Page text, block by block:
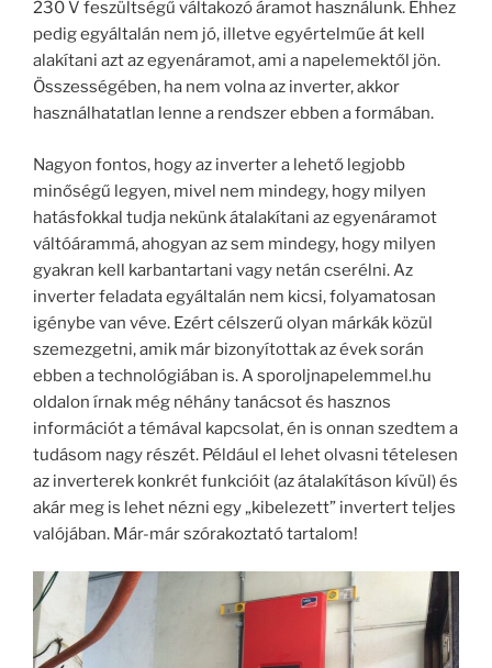
230 V feszültségű váltakozó áramot használunk. Ehhez
pedig egyáltalán nem jó, illetve egyértelműe át kell
alakítani azt az egyenáramot, ami a napelemektől jön.
Összességében, ha nem volna az inverter, akkor
használhatatlan lenne a rendszer ebben a formában.
Nagyon fontos, hogy az inverter a lehető legjobb
minőségű legyen, mivel nem mindegy, hogy milyen
hatásfokkal tudja nekünk átalakítani az egyenáramot
váltóárammá, ahogyan az sem mindegy, hogy milyen
gyakran kell karbantartani vagy netán cserélni. Az
inverter feladata egyáltalán nem kicsi, folyamatosan
igénybe van véve. Ezért célszerű olyan márkák közül
szemezgetni, amik már bizonyítottak az évek során
ebben a technológiában is. A sporoljnapelemmel.hu
oldalon írnak még néhány tanácsot és hasznos
információt a témával kapcsolat, én is onnan szedtem a
tudásom nagy részét. Például el lehet olvasni tételesen
az inverterek konkrét funkcióit (az átalakításon kívül) és
akár meg is lehet nézni egy „kibelezett” invertert teljes
valójában. Már-már szórakoztató tartalom!